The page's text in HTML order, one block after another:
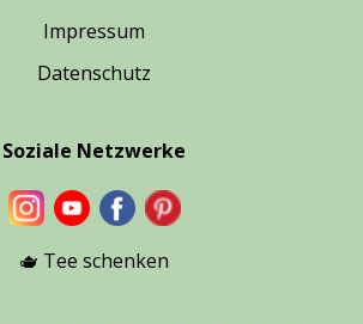
Impressum
Datenschutz
Soziale Netzwerke
🫖 Tee schenken